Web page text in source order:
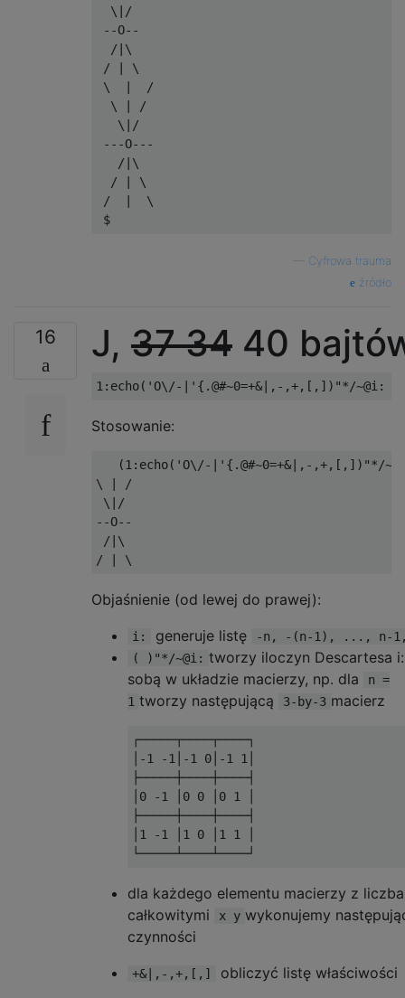
  \|/
--O--
  /|\
/ | \
\  |  /
  \ | /
   \|/
---O---
   /|\
  / | \
/  |  \
Cyfrowa trauma
źródło
16 J, 3734 40
Stosowanie:
(1:echo('O\/-|'{.@#~0=+&|,-,+,[,])"*/
\ | /
\|/
--O--
/|\
Objaśnienie (od lewej do prawej):
i: generuje listę
-n, -(n-1), ..., n-
( )"*/~@i: tworzy iloczyn Descartesa
sobą w układzie macierzy, np. dla
n =
1 tworzy następującą 3-by-3 macierz
┌─────┬────┬────┐
│-1 -1│-1 0│-1 1│
├─────┼────┼────┤
│0 -1 │0 0 │0 1 │
├─────┼────┼────┤
│1 -1 │1 0 │1 1 │
dla każdego elementu macierzy z
całkowitymi
x y wykonujemy
czynności
+&|,-,+,[,] obliczyć listę właściwości